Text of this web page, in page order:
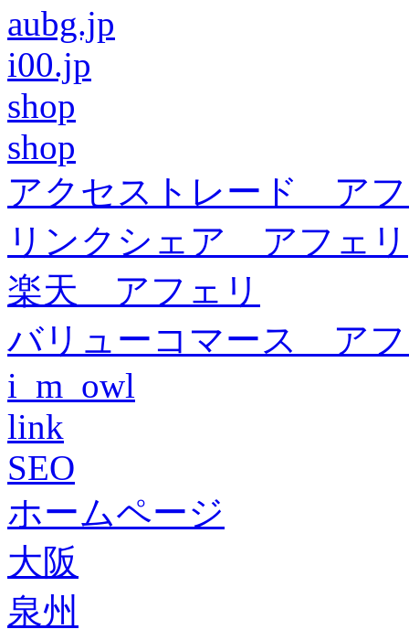
aubg.jp
i00.jp
shop
shop
アクセストレード ア
リンクシェア アフェリ
楽天 アフェリ
バリューコマース ア
i_m_owl
link
SEO
ホームページ
大阪
泉州